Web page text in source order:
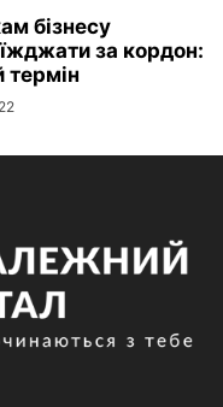
бізнесу
за кордон:
термін